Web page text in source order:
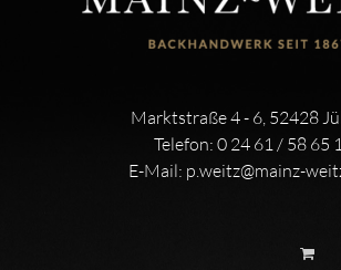
Marktstraße 4 - 6, 52428
Telefon: 0 24 61 / 58 65
E-Mail: p.weitz@mainz-